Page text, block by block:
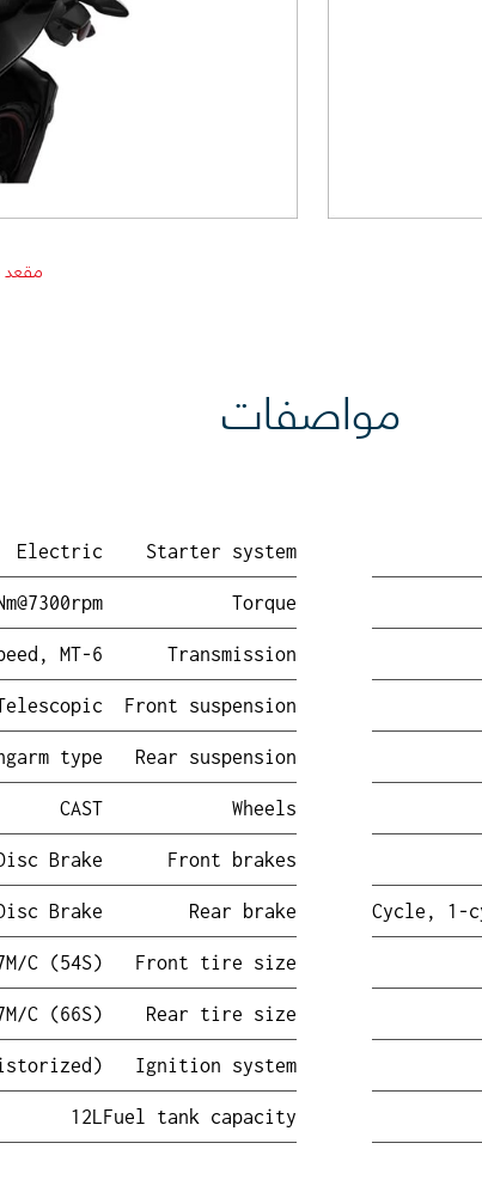
مواصفات
Starter system
Electric
Torque
Transmission
6-speed, MT
Front suspension
Rear suspension
type
Wheels
CAST
Front brakes
Brake
Rear brake
Brake
Front tire size
C (54S)
Rear tire size
C (66S)
Ignition system
Fuel tank capacity
12L